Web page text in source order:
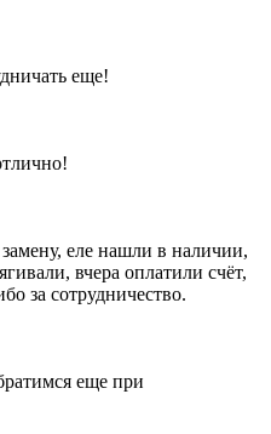
еще!
еле нашли в наличии,
вчера оплатили счёт,
за сотрудничество.
еще при